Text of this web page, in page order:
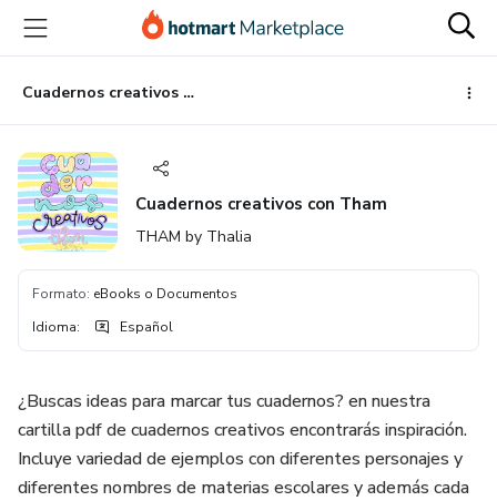
principal
página
de
página
Cuadernos creativos con Tham
Cuadernos creativos con Tham
THAM by Thalia
Formato: eBooks o Documentos
Idioma: Español
¿Buscas ideas para marcar tus cuadernos? en nuestra
cartilla pdf de cuadernos creativos encontrarás inspiración.
Incluye variedad de ejemplos con diferentes personajes y
diferentes nombres de materias escolares y además cada